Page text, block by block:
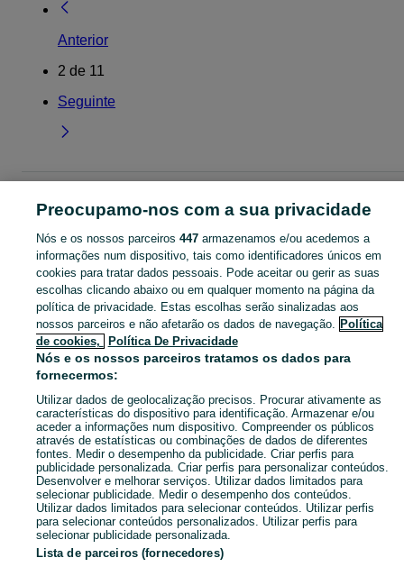
Anterior
2 de 11
Seguinte
CATEGORIA
Descubra os anúncios classificados gratuitos em Santa Cruz da Graciosa no OLX Portugal. Desde empregos a serviços e produtos, encontre tudo o que precisa localmente. Mostrar
Mapa do site
Mapa das freguesias
Mapa de mini-sites
Pesquisas populares
Preocupamo-nos com a sua privacidade
Nós e os nossos parceiros 447armazenamos e/ou acedemos a
informações num dispositivo, tais como identificadores únicos em
cookies para tratar dados pessoais. Pode aceitar ou gerir as suas
escolhas clicando abaixo ou em qualquer momento na página da
política de privacidade. Estas escolhas serão sinalizadas aos
nossos parceiros e não afetarão os dados de navegação. Política
de cookies,
Política De Privacidade
Nós e os nossos parceiros tratamos os dados para
fornecermos:
Utilizar dados de geolocalização precisos. Procurar ativamente as
características do dispositivo para identificação. Armazenar e/ou
aceder a informações num dispositivo. Compreender os públicos
através de estatísticas ou combinações de dados de diferentes
fontes. Medir o desempenho da publicidade. Criar perfis para
publicidade personalizada. Criar perfis para personalizar conteúdos.
Desenvolver e melhorar serviços. Utilizar dados limitados para
selecionar publicidade. Medir o desempenho dos conteúdos.
Utilizar dados limitados para selecionar conteúdos. Utilizar perfis
para selecionar conteúdos personalizados. Utilizar perfis para
selecionar publicidade personalizada.
Lista de parceiros (fornecedores)